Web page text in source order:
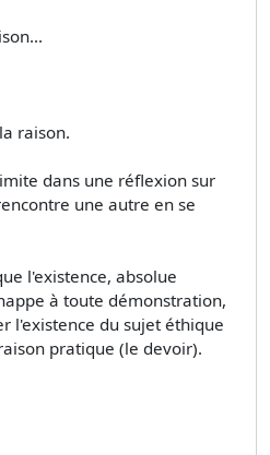
raison.
dans une réflexion sur
une autre en se
l'existence, absolue
à toute démonstration,
l'existence du sujet éthique
pratique (le devoir).